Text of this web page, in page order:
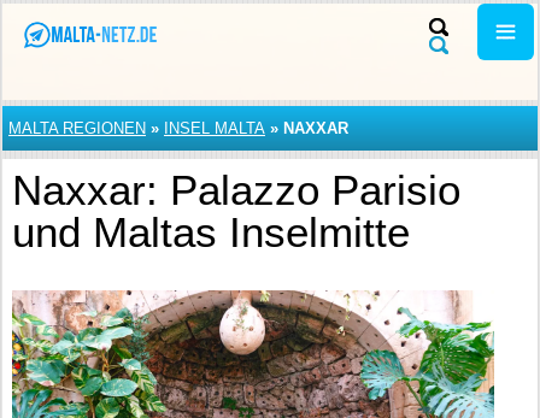
MALTA REGIONEN » INSEL MALTA » NAXXAR
Naxxar: Palazzo Parisio
und Maltas Inselmitte